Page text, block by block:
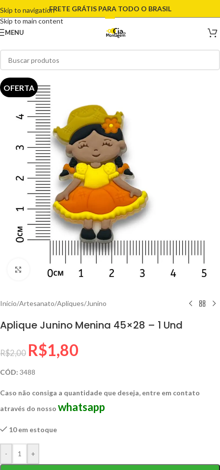
Skip to navigation
Skip to main content
FRETE GRÁTIS PARA TODO O BRASIL
MENU
OFERTA
Clique para ampliar
Início/Artesanato/Apliques/Junino
Aplique Junino Menina 45×28 – 1 Und
R$2,00 R$1,80
CÓD: 3488
Caso não consiga a quantidade que deseja, entre em contato
através do nosso whatsapp
10 em estoque
- +